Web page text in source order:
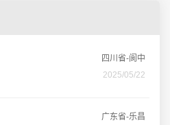
四川省-阆中
2025/05/22
广东省-乐昌